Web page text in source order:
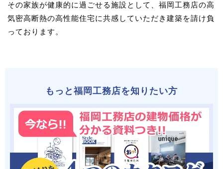
その家族が健康的に過ごせる施設として、福岡工務店の高
気密高断熱の高性能住宅に共感していただき建築を請け負
っております。
もっと福岡工務店を知りたい方